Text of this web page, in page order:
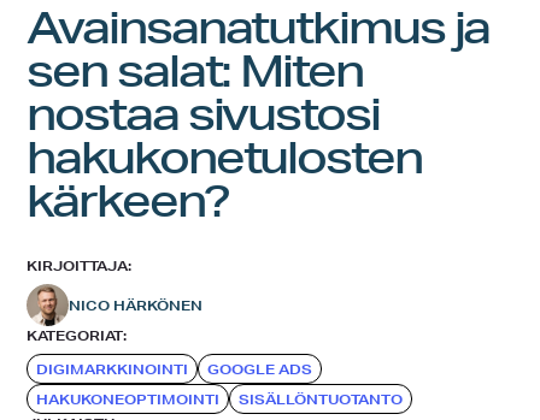
Avainsanatutkimus ja
sen salat: Miten
nostaa sivustosi
hakukonetulosten
kärkeen?
KIRJOITTAJA:
NICO HÄRKÖNEN
KATEGORIAT:
DIGIMARKKINOINTI
GOOGLE ADS
HAKUKONEOPTIMOINTI
SISÄLLÖNTUOTANTO